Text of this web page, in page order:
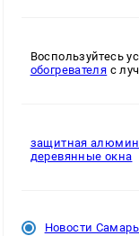
Воспользуйтесь
обогревателя с
защитная
деревянные окна
Новости